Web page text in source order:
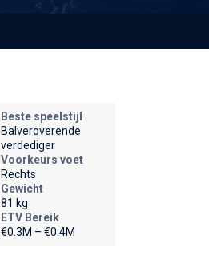
Beste speelstijl
Balveroverende
verdediger
Voorkeurs voet
Rechts
Gewicht
81 kg
ETV Bereik
€0.3M – €0.4M